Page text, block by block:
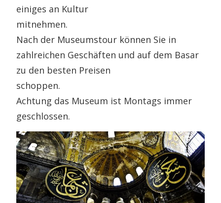
einiges an Kultur
mitnehmen.
Nach der Museumstour können Sie in
zahlreichen Geschäften und auf dem Basar
zu den besten Preisen
schoppen.
Achtung das Museum ist Montags immer
geschlossen.